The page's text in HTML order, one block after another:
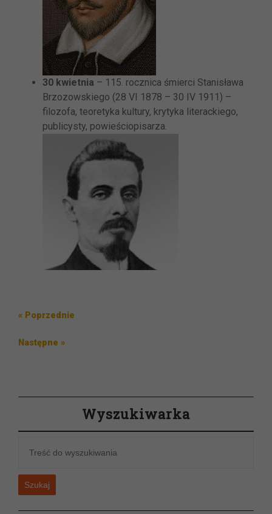
30 kwietnia – 115. rocznica śmierci Stanisława
Brzozowskiego (28 VI 1878 – 30 IV 1911) –
filozofa, teoretyka kultury, krytyka literackiego,
publicysty, powieściopisarza.
Nawigacja
Poprzedni
« Poprzednie
Następny
Następne »
Wyszukiwarka
Szukaj